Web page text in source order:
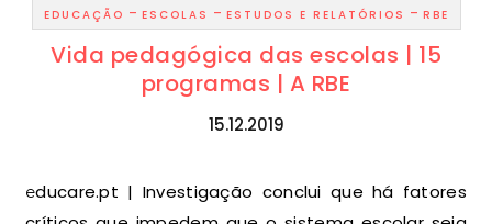
EDUCAÇÃO - ESCOLAS - ESTUDOS E RELATÓRIOS - RBE
Vida pedagógica das escolas | 15
programas | A RBE
15.12.2019
educare.pt | Investigação conclui que há fatores